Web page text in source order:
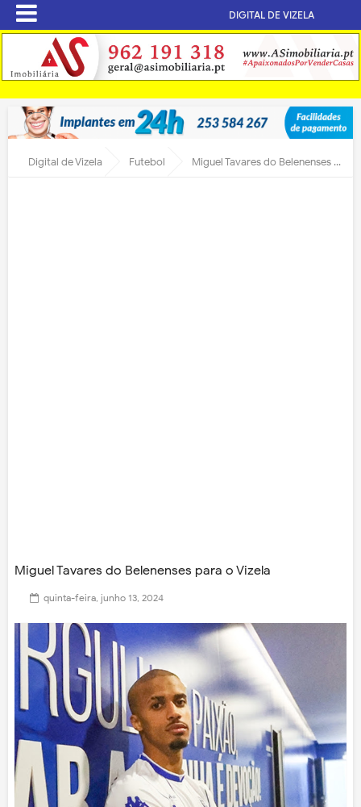
DIGITAL DE VIZELA
Digital de Vizela Futebol Miguel Tavares do Belenenses para o Vizela
Miguel Tavares do Belenenses para o Vizela
quinta-feira, junho 13, 2024